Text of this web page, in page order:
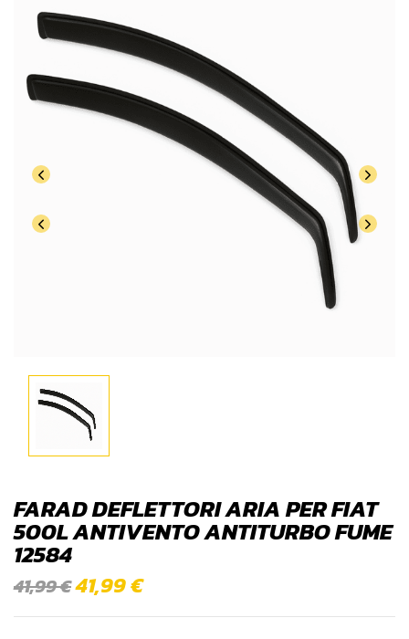
FARAD DEFLETTORI ARIA PER FIAT
500L ANTIVENTO ANTITURBO FUME
12584
41,99€41,99€